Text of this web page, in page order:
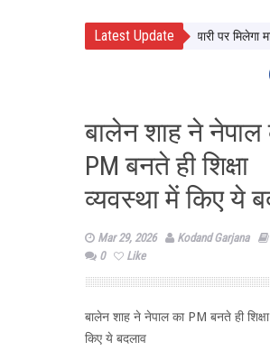
Latest Update
के छात्र, करियर और परीक्षा तैयारी पर मिलेगा
बालेन शाह ने नेपाल
PM बनते ही शिक्षा
व्यवस्था में किए ये
Mar 29, 2026 Kodand Garjana
0
Like
बालेन शाह ने नेपाल का PM बनते ही
किए ये बदलाव